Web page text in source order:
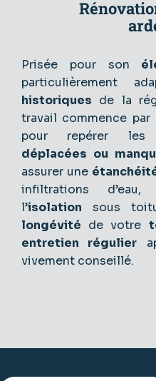
Prisée pour son
particulièrement
historiques de la
travail commence par
pour repérer
déplacées ou
assurer une
infiltrations
l’isolation sous
longévité de votre
entretien régulier
vivement conseillé.